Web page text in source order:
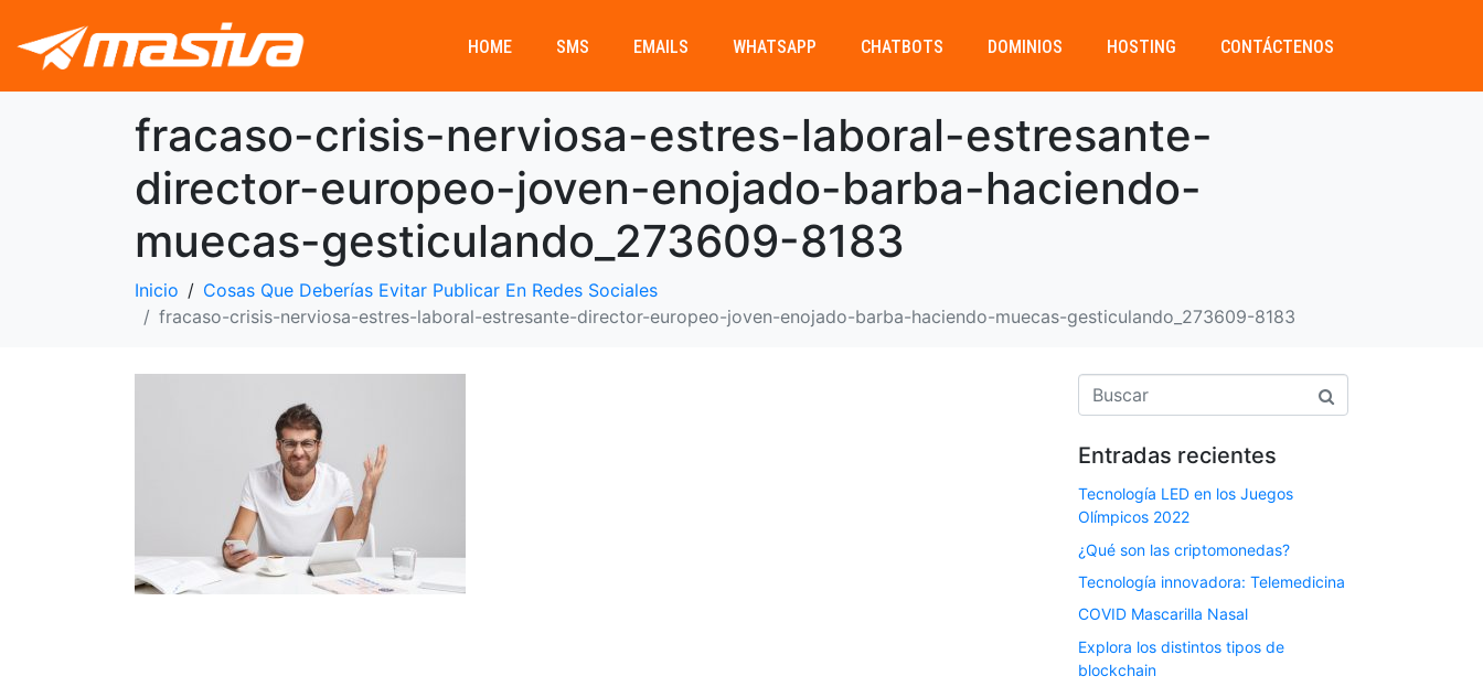
HOME SMS EMAILS WHATSAPP CHATBOTS DOMINIOS HOSTING CONTÁCTENOS
fracaso-crisis-nerviosa-estres-laboral-estresante-
director-europeo-joven-enojado-barba-haciendo-
muecas-gesticulando_273609-8183
Inicio
Cosas Que Deberías Evitar Publicar En Redes Sociales
fracaso-crisis-nerviosa-estres-laboral-estresante-director-europeo-joven-enojado-barba-haciendo-muecas-gesticulando_273609-8183
Entradas recientes
Tecnología LED en los Juegos
Olímpicos 2022
¿Qué son las criptomonedas?
Tecnología innovadora: Telemedicina
COVID Mascarilla Nasal
Explora los distintos tipos de
blockchain